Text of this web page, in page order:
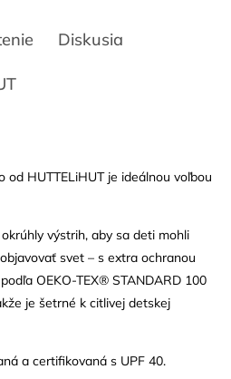
Diskusia
od HUTTELiHUT je ideálnou voľbou
výstrih, aby sa deti mohli
svet – s extra ochranou
OEKO-TEX® STANDARD 100
je šetrné k citlivej detskej
a certifikovaná s UPF 40.